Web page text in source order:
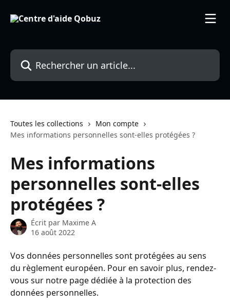
Rechercher un article...
Toutes les collections
Mon compte
Mes informations personnelles sont-elles protégées ?
Mes informations
personnelles sont-elles
protégées ?
Écrit par Maxime A
16 août 2022
Vos données personnelles sont protégées au sens
du règlement européen. Pour en savoir plus, rendez-
vous sur notre page dédiée à la protection des
données personnelles.